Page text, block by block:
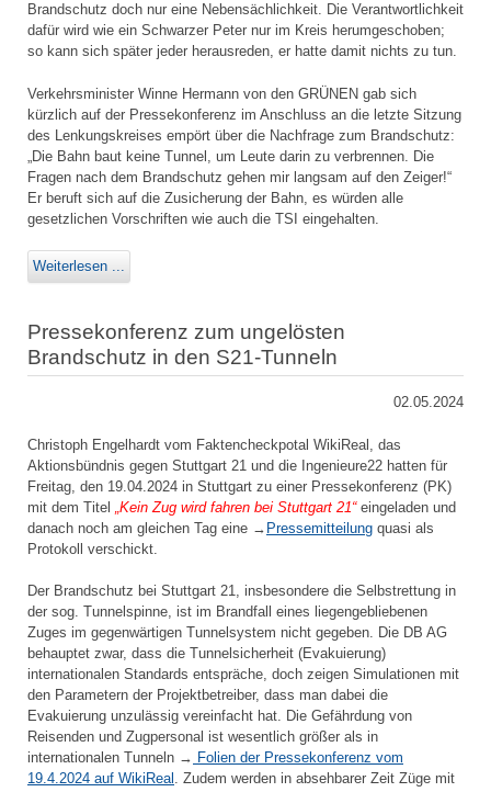
Brandschutz doch nur eine Nebensächlichkeit. Die Verantwortlichkeit
dafür wird wie ein Schwarzer Peter nur im Kreis herumgeschoben;
so kann sich später jeder herausreden, er hatte damit nichts zu tun.
Verkehrsminister Winne Hermann von den GRÜNEN gab sich
kürzlich auf der Pressekonferenz im Anschluss an die letzte Sitzung
des Lenkungskreises empört über die Nachfrage zum Brandschutz:
„Die Bahn baut keine Tunnel, um Leute darin zu verbrennen. Die
Fragen nach dem Brandschutz gehen mir langsam auf den Zeiger!“
Er beruft sich auf die Zusicherung der Bahn, es würden alle
gesetzlichen Vorschriften wie auch die TSI eingehalten.
Weiterlesen ...
Pressekonferenz zum ungelösten
Brandschutz in den S21-Tunneln
02.05.2024
Christoph Engelhardt vom Faktencheckpotal WikiReal, das
Aktionsbündnis gegen Stuttgart 21 und die Ingenieure22 hatten für
Freitag, den 19.04.2024 in Stuttgart zu einer Pressekonferenz (PK)
mit dem Titel „Kein Zug wird fahren bei Stuttgart 21“eingeladen und
danach noch am gleichen Tag eine → Pressemitteilung quasi als
Protokoll verschickt.
Der Brandschutz bei Stuttgart 21, insbesondere die Selbstrettung in
der sog. Tunnelspinne, ist im Brandfall eines liegengebliebenen
Zuges im gegenwärtigen Tunnelsystem nicht gegeben. Die DB AG
behauptet zwar, dass die Tunnelsicherheit (Evakuierung)
internationalen Standards entspräche, doch zeigen Simulationen mit
den Parametern der Projektbetreiber, dass man dabei die
Evakuierung unzulässig vereinfacht hat. Die Gefährdung von
Reisenden und Zugpersonal ist wesentlich größer als in
internationalen Tunneln → Folien der Pressekonferenz vom
19.4.2024 auf WikiReal . Zudem werden in absehbarer Zeit Züge mit